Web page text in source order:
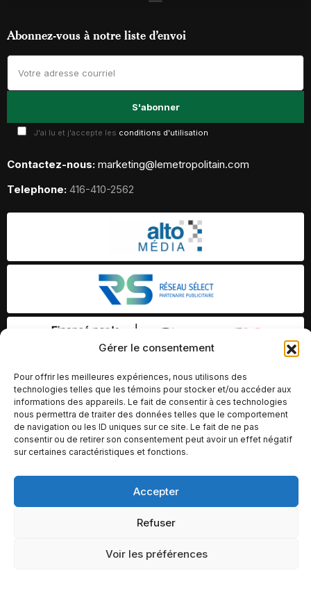
Gérer le consentement
Pour offrir les meilleures expériences, nous utilisons des
technologies telles que les témoins pour stocker et/ou accéder aux
informations des appareils. Le fait de consentir à ces technologies
nous permettra de traiter des données telles que le comportement
de navigation ou les ID uniques sur ce site. Le fait de ne pas
consentir ou de retirer son consentement peut avoir un effet négatif
sur certaines caractéristiques et fonctions.
Accepter
Refuser
Voir les préférences
Abonnez-vous à notre liste d’envoi
J'ai lu et j'accepte les conditions d'utilisation
Contactez-nous: marketing@lemetropolitain.com
Telephone: 416-410-2562
© Copyright 2026 – Altomédia Inc |